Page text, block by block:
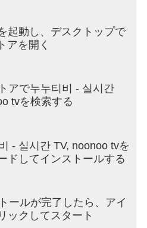
起動し、デスクトップで
アを開く
アで누누티비 - 실시간
tvを検索する
- 실시간 TV, noonoo tvを
ドしてインストールする
ールが完了したら、アイ
ックしてスタート